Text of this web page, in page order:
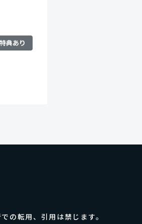
典あり
の転用、引用は禁じます。